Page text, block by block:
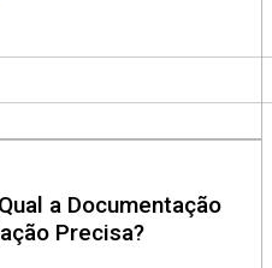
a Documentação
Precisa?